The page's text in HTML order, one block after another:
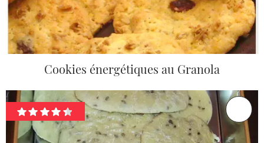
Cookies énergétiques au Granola